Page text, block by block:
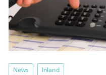
News Inland